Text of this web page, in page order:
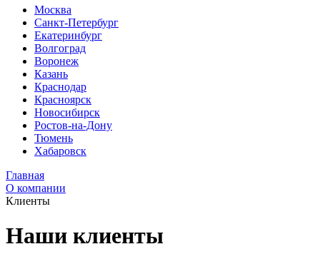
Москва
Санкт-Петербург
Екатеринбург
Волгоград
Воронеж
Казань
Краснодар
Красноярск
Новосибирск
Ростов-на-Дону
Тюмень
Хабаровск
Главная
О компании
Клиенты
Наши клиенты